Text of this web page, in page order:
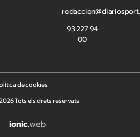
93 227 94
00
Tots els drets reservats
de cookies
ionic.web